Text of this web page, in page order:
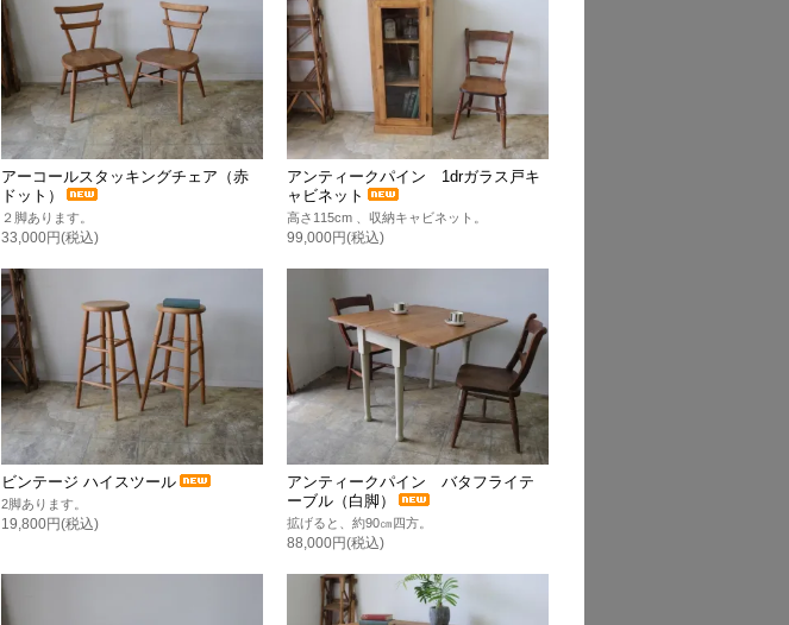
アーコールスタッキングチェア（赤
ドット）
２脚あります。
33,000円(税込)
アンティークパイン 1drガラス戸キ
ャビネット
高さ115cm 、収納キャビネット。
99,000円(税込)
ビンテージ ハイスツール
2脚あります。
19,800円(税込)
アンティークパイン バタフライテ
ーブル（白脚）
拡げると、約90㎝四方。
88,000円(税込)